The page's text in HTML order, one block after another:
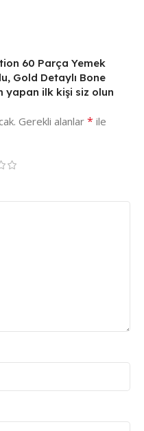
60 Parça Yemek
Gold Detaylı Bone
yapan ilk kişi siz olun
Gerekli alanlar * ile